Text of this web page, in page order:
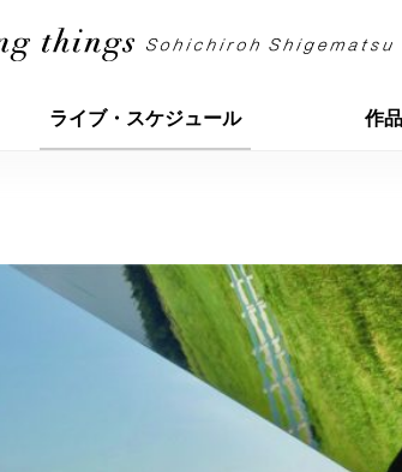
ライブ・スケジュール 作品